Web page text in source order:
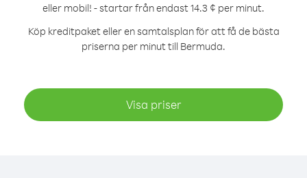
eller mobil! - startar från endast 14.3 ¢ per minut.
Köp kreditpaket eller en samtalsplan för att få de bästa
priserna per minut till Bermuda.
Visa priser